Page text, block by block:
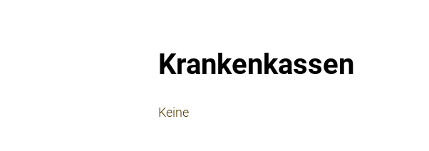
Krankenkassen
Keine